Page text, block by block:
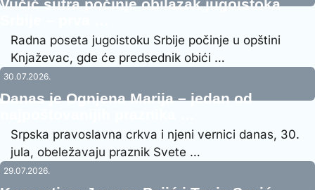
Vučić sutra počinje obilazak jugoistoka
Radna poseta jugoistoku Srbije počinje u opštini
Knjaževac, gde će predsednik obići …
30.07.2026.
Danas je Ognjena Marija – jedan od
Srpska pravoslavna crkva i njeni vernici danas, 30.
jula, obeležavaju praznik Svete …
29.07.2026.